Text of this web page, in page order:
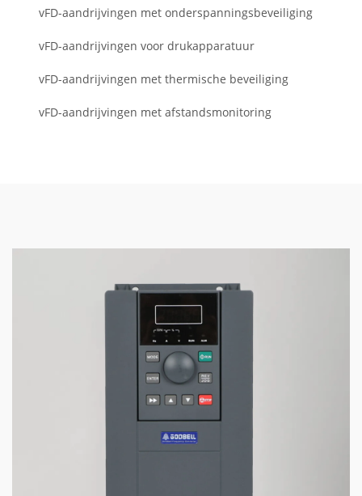
vFD-aandrijvingen met onderspanningsbeveiliging
vFD-aandrijvingen voor drukapparatuur
vFD-aandrijvingen met thermische beveiliging
vFD-aandrijvingen met afstandsmonitoring